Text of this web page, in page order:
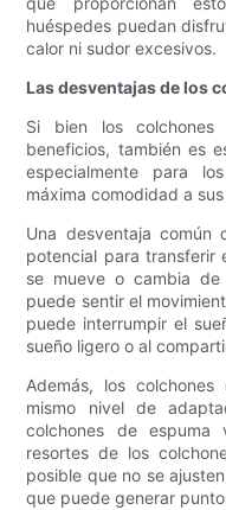
huéspedes puedan
calor ni sudor excesivos.
Las desventajas de los
Si bien los colchones
beneficios, también es
especialmente para
máxima comodidad a
Una desventaja común
potencial para transferir
se mueve o cambia
puede sentir el
puede interrumpir el
sueño ligero o al
Además, los
mismo nivel de
colchones de
resortes de los
posible que no se
que puede generar